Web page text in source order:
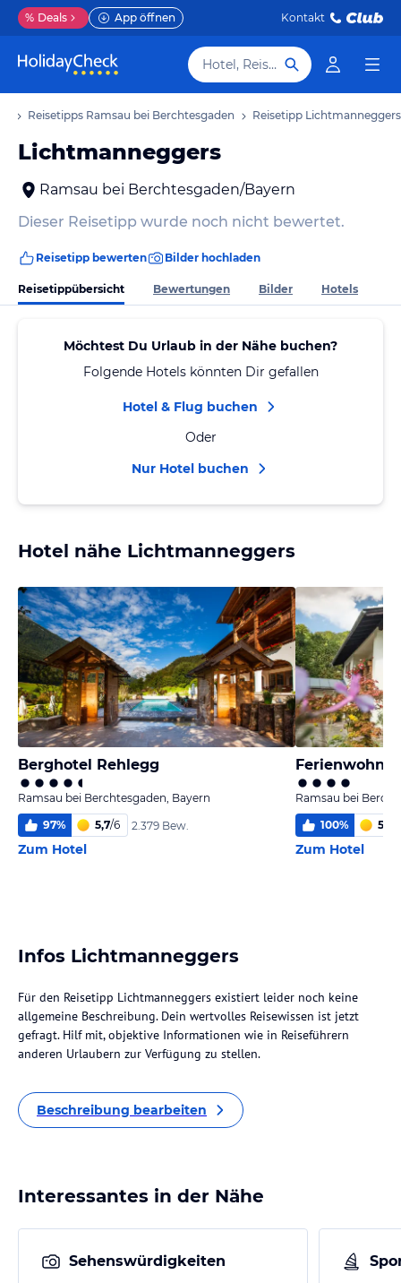
% Deals App öffnen Kontakt
Hotel, Reiseziel
Reisetipps Ramsau bei Berchtesgaden Reisetipp Lichtmanneggers
Lichtmanneggers
Ramsau bei Berchtesgaden/Bayern
Dieser Reisetipp wurde noch nicht bewertet.
Reisetipp bewerten Bilder hochladen
Reisetippübersicht Bewertungen Bilder Hotels
Möchtest Du Urlaub in der Nähe buchen?
Folgende Hotels könnten Dir gefallen
Hotel & Flug buchen
Oder
Nur Hotel buchen
Hotel nähe Lichtmanneggers
Berghotel Rehlegg
Ramsau bei Berchtesgaden, Bayern
97% 5,7/6 2.379 Bew.
Zum Hotel
Ramsau bei
100% 5,5
Zum Hotel
Infos Lichtmanneggers
Für den Reisetipp Lichtmanneggers existiert leider noch keine
allgemeine Beschreibung. Dein wertvolles Reisewissen ist jetzt
gefragt. Hilf mit, objektive Informationen wie in Reiseführern
anderen Urlaubern zur Verfügung zu stellen.
Beschreibung bearbeiten
Interessantes in der Nähe
Sehenswürdigkeiten